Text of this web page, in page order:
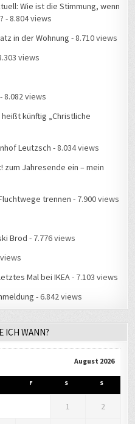
Wie ist die Stimmung, wenn
- 8.804 views
in der Wohnung - 8.710 views
views
- 8.082 views
künftig „Christliche
Leutzsch - 8.034 views
zum Jahresende ein – mein
trennen - 7.900 views
Brod - 7.776 views
Mal bei IKEA- 7.103 views
- 6.842 views
ICH WANN?
August 2026
F S S
1 2